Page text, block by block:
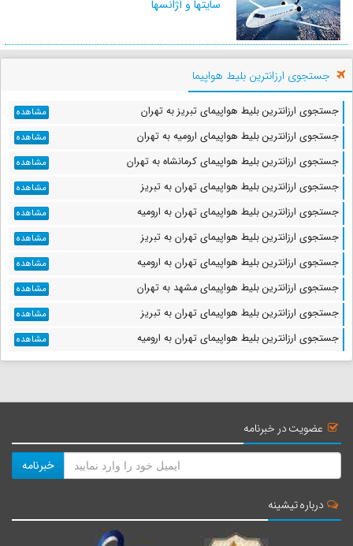
سایتها و آژانسها
جستجوی ارزانترین بلیط هواپیما
جستجوی ارزانترین بلیط هواپیمای تبریز به تهران مشاهده
جستجوی ارزانترین بلیط هواپیمای ارومیه به تهران مشاهده
جستجوی ارزانترین بلیط هواپیمای کرمانشاه به تهران مشاهده
جستجوی ارزانترین بلیط هواپیمای تهران به تبریز مشاهده
جستجوی ارزانترین بلیط هواپیمای تهران به ارومیه مشاهده
جستجوی ارزانترین بلیط هواپیمای تهران به تبریز مشاهده
جستجوی ارزانترین بلیط هواپیمای تهران به ارومیه مشاهده
جستجوی ارزانترین بلیط هواپیمای مشهد به تهران مشاهده
جستجوی ارزانترین بلیط هواپیمای تهران به تبریز مشاهده
جستجوی ارزانترین بلیط هواپیمای تهران به ارومیه مشاهده
عضویت در خبرنامه
خبرنامه
درباره تیشینه